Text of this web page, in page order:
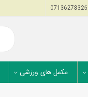
07136278326
مکمل های ورزشی